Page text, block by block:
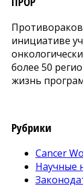
инициативе
более 50
жизнь
Рубрики
Cancer
Научные